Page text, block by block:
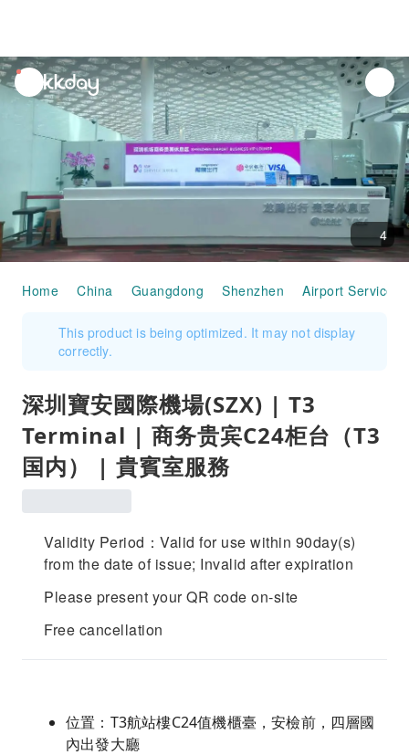
unread
notifications
4
Home China Guangdong Shenzhen Airport Services
This product is being optimized. It may not display
correctly.
深圳寶安國際機場(SZX) | T3
Terminal | 商务贵宾C24柜台（T3
国内） | 貴賓室服務
Validity Period：Valid for use within 90day(s)
from the date of issue; Invalid after expiration
Please present your QR code on-site
Free cancellation
位置：T3航站樓C24值機櫃臺，安檢前，四層國
內出發大廳